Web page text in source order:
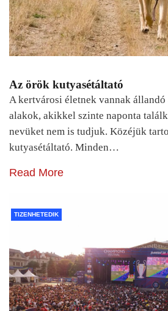
Az örök kutyasétáltató
A kertvárosi életnek vannak
alakok, akikkel szinte naponta
nevüket nem is tudjuk. Közéjük
kutyasétáltató. Minden…
Read More
TIZENHETEDIK